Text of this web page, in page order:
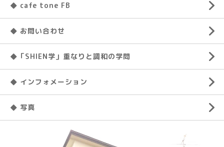
◆ cafe tone FB
◆ お問い合わせ
◆「SHIEN学」重なりと調和の学問
◆ インフォメーション
◆ 写真